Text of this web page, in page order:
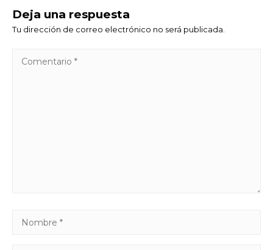
Deja una respuesta
Tu dirección de correo electrónico no será publicada.